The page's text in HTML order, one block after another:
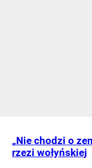
„Nie chodzi o
rzezi wołyńskiej